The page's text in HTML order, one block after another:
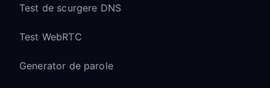
TRILUMINOS funcționează optim
Test de scurgere DNS
Test WebRTC
Generator de parole